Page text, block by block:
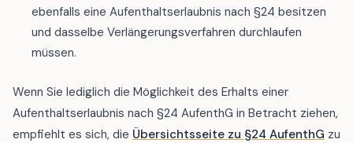
ebenfalls eine Aufenthaltserlaubnis nach §24 besitzen
und dasselbe Verlängerungsverfahren durchlaufen
müssen.
Wenn Sie lediglich die Möglichkeit des Erhalts einer
Aufenthaltserlaubnis nach §24 AufenthG in Betracht ziehen,
empfiehlt es sich, die Übersichtsseite zu §24 AufenthG zu